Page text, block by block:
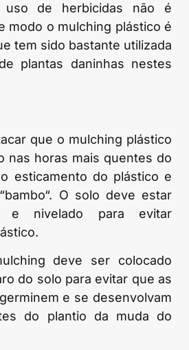
de herbicidas não é
modo o mulching plástico é
tem sido bastante utilizada
plantas daninhas nestes
que o mulching plástico
nas horas mais quentes do
esticamento do plástico e
O solo deve estar
e nivelado para evitar
deve ser colocado
do solo para evitar que as
e se desenvolvam
do plantio da muda do